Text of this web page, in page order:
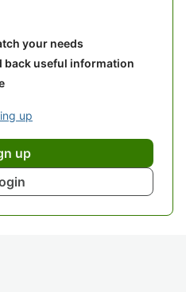
your needs
back useful information
up
up